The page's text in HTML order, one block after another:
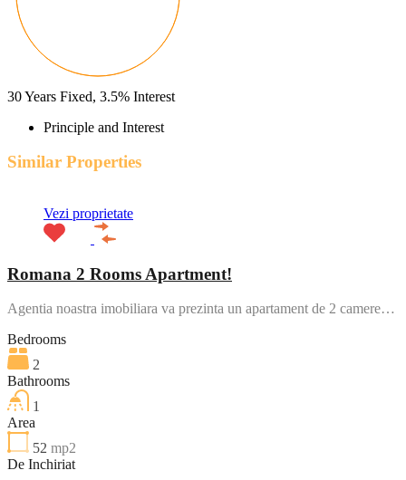
30Years Fixed, 3.5% Interest
Principle and Interest
Similar Properties
Vezi proprietate
Romana 2 Rooms Apartment!
Agentia noastra imobiliara va prezinta un apartament de 2 camere…
Bedrooms
2
Bathrooms
1
Area
52 mp2
De Inchiriat